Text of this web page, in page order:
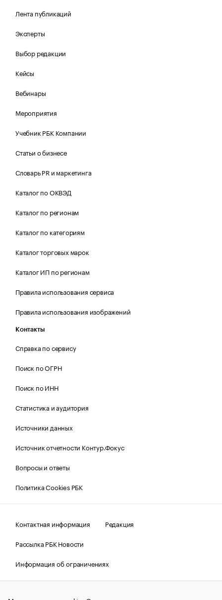
Лента публикаций
Эксперты
Выбор редакции
Кейсы
Вебинары
Мероприятия
Учебник РБК Компании
Статьи о бизнесе
Словарь PR и маркетинга
Каталог по ОКВЭД
Каталог по регионам
Каталог по категориям
Каталог торговых марок
Каталог ИП по регионам
Правила использования сервиса
Правила использования изображений
Контакты
Справка по сервису
Поиск по ОГРН
Поиск по ИНН
Статистика и аудитория
Источники данных
Источник отчетности Контур.Фокус
Вопросы и ответы
Политика Cookies РБК
Контактная информация
Редакция
Рассылка РБК Новости
Информация об ограничениях
Правовая информация
О соблюдении авторских прав